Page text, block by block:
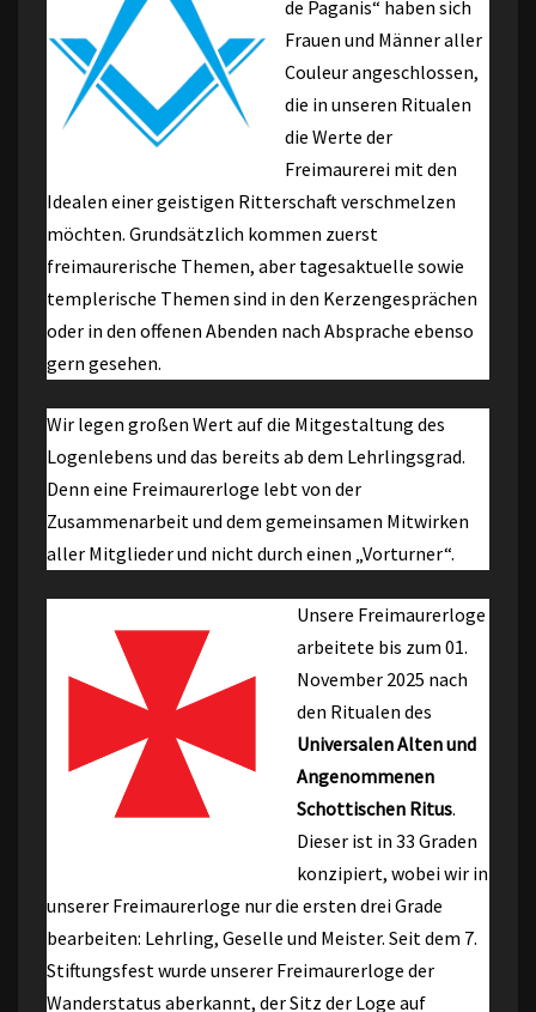
de Paganis“ haben sich
Frauen und Männer aller
Couleur angeschlossen,
die in unseren Ritualen
die Werte der
Freimaurerei mit den
Idealen einer geistigen Ritterschaft verschmelzen
möchten. Grundsätzlich kommen zuerst
freimaurerische Themen, aber tagesaktuelle sowie
templerische Themen sind in den Kerzengesprächen
oder in den offenen Abenden nach Absprache ebenso
gern gesehen.
Wir legen großen Wert auf die Mitgestaltung des
Logenlebens und das bereits ab dem Lehrlingsgrad.
Denn eine Freimaurerloge lebt von der
Zusammenarbeit und dem gemeinsamen Mitwirken
aller Mitglieder und nicht durch einen „Vorturner“.
Unsere Freimaurerloge
arbeitete bis zum 01.
November 2025 nach
den Ritualen des
Universalen Alten und
Angenommenen
Schottischen Ritus.
Dieser ist in 33 Graden
konzipiert, wobei wir in
unserer Freimaurerloge nur die ersten drei Grade
bearbeiten: Lehrling, Geselle und Meister. Seit dem 7.
Stiftungsfest wurde unserer Freimaurerloge der
Wanderstatus aberkannt, der Sitz der Loge auf